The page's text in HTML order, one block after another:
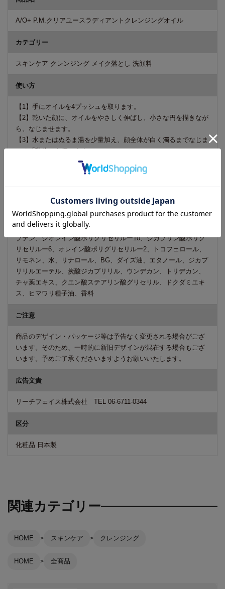
A/O+ P.M.クリアユースラディアントクレンジングオイル
カテゴリー
スキンケア クレンジング メイク落とし 洗顔料
使い方
【1】手にオイルを4プッシュを取ります。
【2】乾いた顔に、オイルをやさしく伸ばし、小さな円を描きなが
ら、なじませます。
【3】水またはぬるま湯を少量加え、顔全体が白く濁るまでなじま
せる「乳化」を行います。
【4】水またはぬるま湯で浮かんだ汚れをしっかり洗い流します。
ダブル洗顔不要、朝も夜もお使いいただけます。
トウモロコシ胚芽油、パルミチン酸エチルヘキシル、ミリスチン
酸イソプロピル、トリ(カプリル酸/カプリン酸)グリセリル、ポリ
ブテン、ジオレイン酸ポリグリセリルー10、ジカプリン酸ポリグ
リセリルー6、オレイン酸ポリグリセリルー2、トコフェロール、
リモネン、水、リナロール、BG、ダイズ油、エタノール、ジカプ
リリルエーテル、炭酸ジカプリリル、ウンデカン、トリデカン、
チャ葉エキス、クエン酸ステアリン酸グリセリル、ドクダミエキ
ス、ヒマワリ種子油、香料
ご注意
商品のデザイン・パッケージ等は予告なく変更される場合がござ
います。そのため、一時的に新旧デザインが混在する場合もござ
います。予めご了承くださいますようお願いいたします。
広告文責
リーチフェイス株式会社 TEL 06-6711-0344
区分
化粧品 日本製
関連カテゴリー
HOME スキンケア クレンジング
HOME 全商品